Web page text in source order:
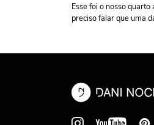
Esse foi o nosso
preciso falar que uma